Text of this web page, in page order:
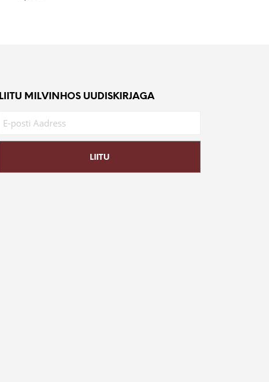
LIITU MILVINHOS UUDISKIRJAGA